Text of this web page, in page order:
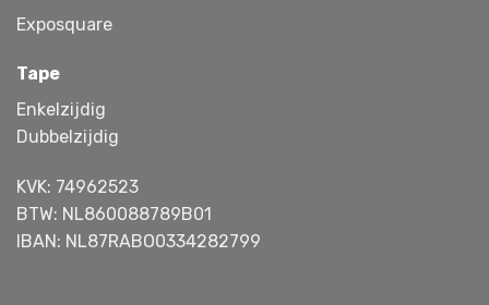
Exposquare
Tape
Enkelzijdig
Dubbelzijdig
KVK: 74962523
BTW: NL860088789B01
IBAN: NL87RABO0334282799